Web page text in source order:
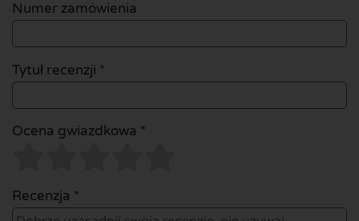
Numer zamówienia
Tytuł recenzji *
Ocena gwiazdkowa *
Recenzja *